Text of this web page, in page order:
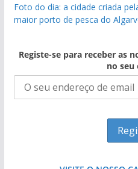
Foto do dia: a cidade criada
maior porto de pesca do
Registe-se para receber as
no seu